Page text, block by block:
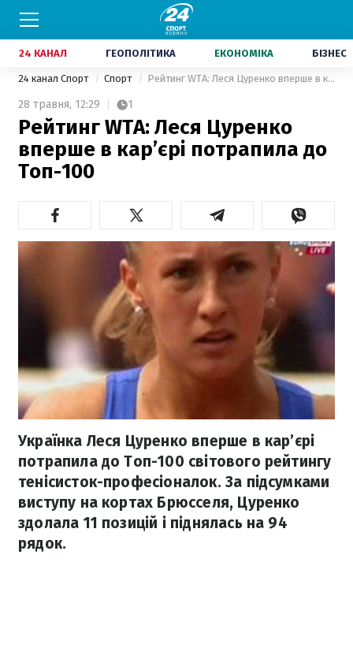
24 КАНАЛ ГЕОПОЛІТИКА ЕКОНОМІКА БІЗНЕС
24 канал Спорт Спорт Рейтинг WTA: Леся Цуренко вперше в кар’єрі потрапила до Топ-100
28 травня, 12:29 1
Рейтинг WTA: Леся Цуренко
вперше в кар’єрі потрапила до
Топ-100
Українка Леся Цуренко вперше в кар’єрі
потрапила до Топ-100 світового рейтингу
тенісисток-професіоналок. За підсумками
виступу на кортах Брюсселя, Цуренко
здолала 11 позицій і піднялась на 94
рядок.